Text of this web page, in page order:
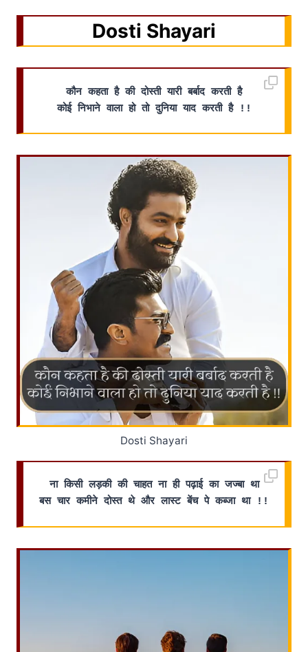
Dosti Shayari
कौन कहता है की दोस्ती यारी बर्बाद करती है
कोई निभाने वाला हो तो दुनिया याद करती है !!
Dosti Shayari
ना किसी लड़की की चाहत ना ही पढ़ाई का जज्बा था
बस चार कमीने दोस्त थे और लास्ट बेंच पे कब्जा था !!